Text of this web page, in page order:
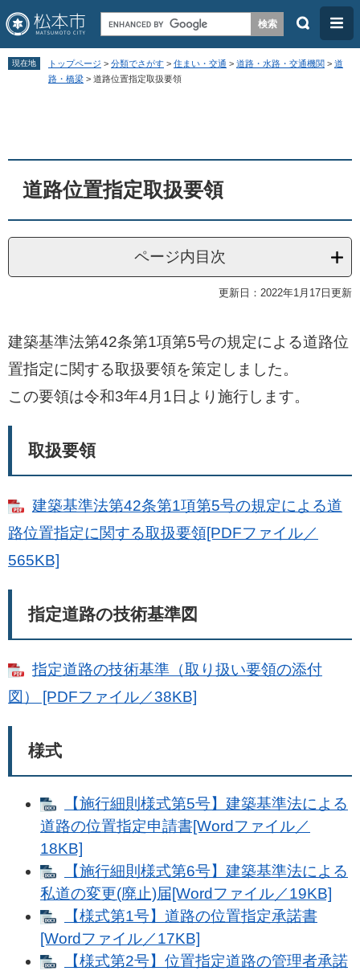
ペ
す
。
メ
し
て
検
メ
ニ
ュ
現在地 トップページ > 分類でさがす > 住まい・交通 > 道路・水路・交通機関 > 道
路・橋梁 > 道路位置指定取扱要領
道路位置指定取扱要領
ページ内目次
更新日：2022年1月17日更新
建築基準法第42条第1項第5号の規定による道路位
置指定に関する取扱要領を策定しました。
この要領は令和3年4月1日より施行します。
取扱要領
建築基準法第42条第1項第5号の規定による道
路位置指定に関する取扱要領[PDFファイル／
565KB]
指定道路の技術基準図
指定道路の技術基準（取り扱い要領の添付
図） [PDFファイル／38KB]
様式
【施行細則様式第5号】建築基準法による
道路の位置指定申請書[Wordファイル／
18KB]
【施行細則様式第6号】建築基準法による
私道の変更(廃止)届[Wordファイル／19KB]
【様式第1号】道路の位置指定承諾書
[Wordファイル／17KB]
【様式第2号】位置指定道路の管理者承諾